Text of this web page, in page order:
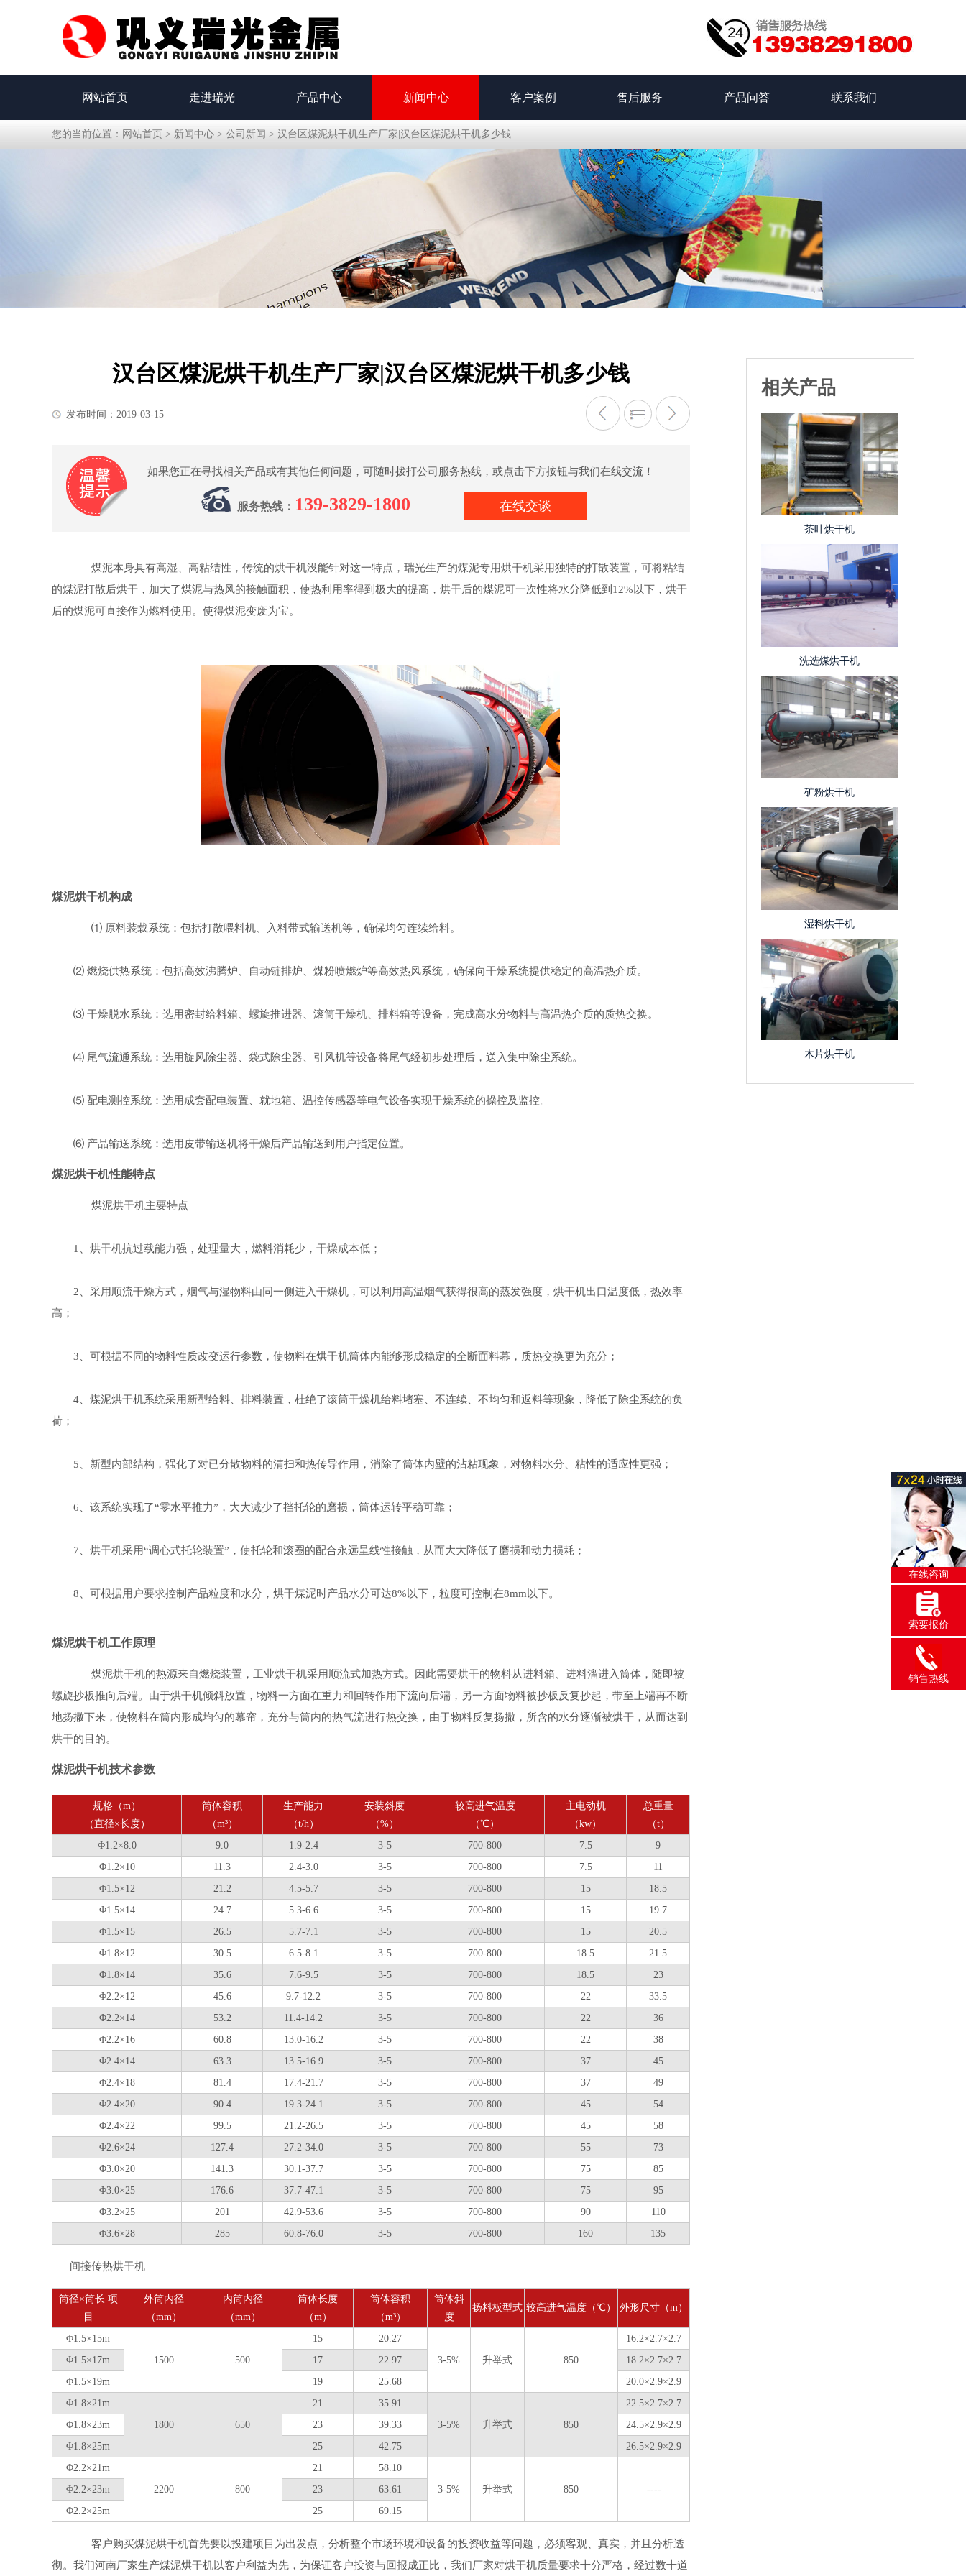
网站首页 走进瑞光 产品中心 新闻中心 客户案例 售后服务 产品问答 联系我们
您的当前位置： 网站首页 > 新闻中心 > 公司新闻 > 汉台区煤泥烘干机生产厂家|汉台区煤泥烘干机多少钱
汉台区煤泥烘干机生产厂家|汉台区煤泥烘干机多少钱
发布时间：2019-03-15
如果您正在寻找相关产品或有其他任何问题，可随时拨打公司服务热线，或点击下方按钮与我们在线交流！
服务热线： 139-3829-1800 在线交谈
煤泥本身具有高湿、高粘结性，传统的烘干机没能针对这一特点，瑞光生产的煤泥专用烘干机采用独特的打散装置，可将粘结
的煤泥打散后烘干，加大了煤泥与热风的接触面积，使热利用率得到极大的提高，烘干后的煤泥可一次性将水分降低到12%以下，烘干
后的煤泥可直接作为燃料使用。使得煤泥变废为宝。
煤泥烘干机构成
⑴ 原料装载系统：包括打散喂料机、入料带式输送机等，确保均匀连续给料。
⑵ 燃烧供热系统：包括高效沸腾炉、自动链排炉、煤粉喷燃炉等高效热风系统，确保向干燥系统提供稳定的高温热介质。
⑶ 干燥脱水系统：选用密封给料箱、螺旋推进器、滚筒干燥机、排料箱等设备，完成高水分物料与高温热介质的质热交换。
⑷ 尾气流通系统：选用旋风除尘器、袋式除尘器、引风机等设备将尾气经初步处理后，送入集中除尘系统。
⑸ 配电测控系统：选用成套配电装置、就地箱、温控传感器等电气设备实现干燥系统的操控及监控。
⑹ 产品输送系统：选用皮带输送机将干燥后产品输送到用户指定位置。
煤泥烘干机性能特点
煤泥烘干机主要特点
1、烘干机抗过载能力强，处理量大，燃料消耗少，干燥成本低；
2、采用顺流干燥方式，烟气与湿物料由同一侧进入干燥机，可以利用高温烟气获得很高的蒸发强度，烘干机出口温度低，热效率
高；
3、可根据不同的物料性质改变运行参数，使物料在烘干机筒体内能够形成稳定的全断面料幕，质热交换更为充分；
4、煤泥烘干机系统采用新型给料、排料装置，杜绝了滚筒干燥机给料堵塞、不连续、不均匀和返料等现象，降低了除尘系统的负
荷；
5、新型内部结构，强化了对已分散物料的清扫和热传导作用，消除了筒体内壁的沾粘现象，对物料水分、粘性的适应性更强；
6、该系统实现了“零水平推力”，大大减少了挡托轮的磨损，筒体运转平稳可靠；
7、烘干机采用“调心式托轮装置”，使托轮和滚圈的配合永远呈线性接触，从而大大降低了磨损和动力损耗；
8、可根据用户要求控制产品粒度和水分，烘干煤泥时产品水分可达8%以下，粒度可控制在8mm以下。
煤泥烘干机工作原理
煤泥烘干机的热源来自燃烧装置，工业烘干机采用顺流式加热方式。因此需要烘干的物料从进料箱、进料溜进入筒体，随即被
螺旋抄板推向后端。由于烘干机倾斜放置，物料一方面在重力和回转作用下流向后端，另一方面物料被抄板反复抄起，带至上端再不断
地扬撒下来，使物料在筒内形成均匀的幕帘，充分与筒内的热气流进行热交换，由于物料反复扬撒，所含的水分逐渐被烘干，从而达到
烘干的目的。
煤泥烘干机技术参数
规格（m）
（直径×长度）
筒体容积
（m³）
生产能力
（t/h）
安装斜度
（%）
较高进气温度
（℃）
主电动机
（kw）
总重量
（t）
Φ1.2×8.0
9.0 1.9-2.4 3-5 700-800 7.5
9
Φ1.2×10
11.3 2.4-3.0 3-5 700-800 7.5
11
Φ1.5×12
21.2 4.5-5.7 3-5 700-800 15
18.5
Φ1.5×14
24.7 5.3-6.6 3-5 700-800 15
19.7
Φ1.5×15
26.5 5.7-7.1 3-5 700-800 15
20.5
Φ1.8×12
30.5 6.5-8.1 3-5 700-800 18.5
21.5
Φ1.8×14
35.6 7.6-9.5 3-5 700-800 18.5
23
Φ2.2×12
45.6 9.7-12.2 3-5 700-800 22
33.5
Φ2.2×14
53.2 11.4-14.2 3-5 700-800 22
36
Φ2.2×16
60.8 13.0-16.2 3-5 700-800 22
38
Φ2.4×14
63.3 13.5-16.9 3-5 700-800 37
45
Φ2.4×18
81.4 17.4-21.7 3-5 700-800 37
49
Φ2.4×20
90.4 19.3-24.1 3-5 700-800 45
54
Φ2.4×22
99.5 21.2-26.5 3-5 700-800 45
58
Φ2.6×24
127.4 27.2-34.0 3-5 700-800 55
73
Φ3.0×20
141.3 30.1-37.7 3-5 700-800 75
85
Φ3.0×25
176.6 37.7-47.1 3-5 700-800 75
95
Φ3.2×25
201 42.9-53.6 3-5 700-800 90
110
Φ3.6×28
285 60.8-76.0 3-5 700-800 160 135
间接传热烘干机
筒径×筒长 项
目
外筒内径
（mm）
内筒内径
（mm）
筒体长度
（m）
筒体容积
（m³）
筒体斜
度
扬料板型式 较高进气温度（℃） 外形尺寸（m）
Φ1.5×15m
1500
500
15
20.27
3-5%
升举式 850
16.2×2.7×2.7
Φ1.5×17m
17 22.97
18.2×2.7×2.7
Φ1.5×19m
19 25.68
20.0×2.9×2.9
Φ1.8×21m
1800
650
21
35.91
3-5%
升举式 850
22.5×2.7×2.7
Φ1.8×23m
23 39.33
24.5×2.9×2.9
Φ1.8×25m
25 42.75
26.5×2.9×2.9
Φ2.2×21m
2200
800
21
58.10
3-5%
升举式 850 ----
Φ2.2×23m 23
63.61
Φ2.2×25m
25 69.15
客户购买煤泥烘干机首先要以投建项目为出发点，分析整个市场环境和设备的投资收益等问题，必须客观、真实，并且分析透
彻。我们河南厂家生产煤泥烘干机以客户利益为先，为保证客户投资与回报成正比，我们厂家对烘干机质量要求十分严格，经过数十道
相关产品
茶叶烘干机
洗选煤烘干机
矿粉烘干机
湿料烘干机
木片烘干机
在线咨询
索要报价
销售热线